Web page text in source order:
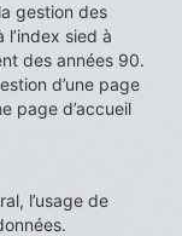
gestion des
l’index sied à
des années 90.
d’une page
page d’accueil
l’usage de